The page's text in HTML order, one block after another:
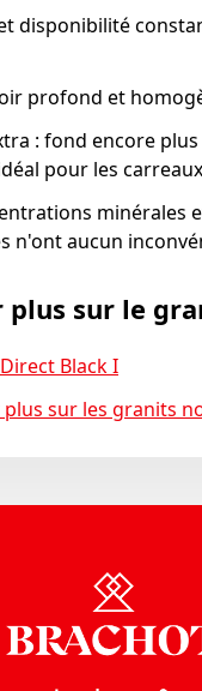
disponibilité
profond et
: fond encore
pour les
minérales
n'ont aucun
plus sur le
Black I
plus sur les granits